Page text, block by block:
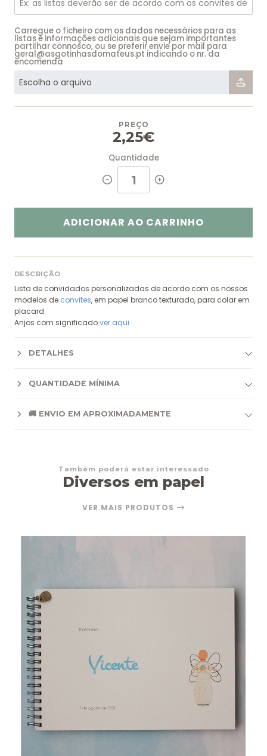
Carregue o ficheiro com os dados necessários para as
listas e informações adicionais que sejam importantes
partilhar connosco, ou se preferir envie por mail para
geral@asgotinhasdomateus.pt indicando o nr. da
encomenda
PREÇO
2,25€
Quantidade
ADICIONAR AO CARRINHO
DESCRIÇÃO
Lista de convidados personalizadas de acordo com os nossos
modelos de convites, em papel branco texturado, para colar em
placard.
Anjos com significadover aqui
DETALHES
QUANTIDADE MÍNIMA
🚚 ENVIO EM APROXIMADAMENTE
Também poderá estar interessado
Diversos em papel
VER MAIS PRODUTOS